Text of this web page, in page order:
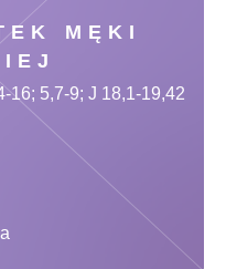
MĘKI
16; 5,7-9; J 18,1-19,42